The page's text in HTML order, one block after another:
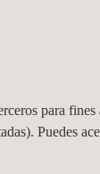
Teron
para
Puedes